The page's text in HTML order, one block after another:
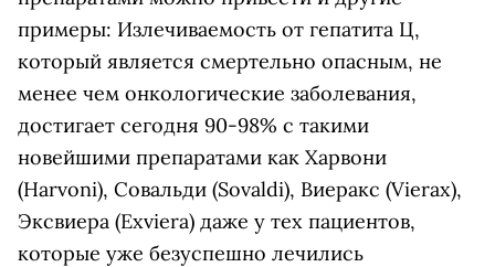
примеры: Излечиваемость от гепатита Ц,
который является смертельно опасным, не
менее чем онкологические заболевания,
достигает сегодня 90-98% с такими
новейшими препаратами как Харвони
(Harvoni), Совальди (Sovaldi), Виеракс (Vierax),
Эксвиера (Exviera) даже у тех пациентов,
которые уже безуспешно лечились